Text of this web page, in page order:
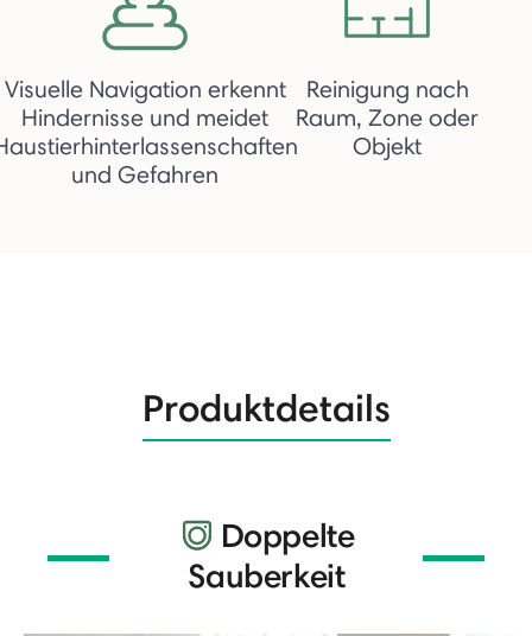
Visuelle Navigation erkennt
Hindernisse und meidet
und Gefahren
Reinigung nach
Raum, Zone oder
Objekt
Produktdetails
Doppelte
Sauberkeit